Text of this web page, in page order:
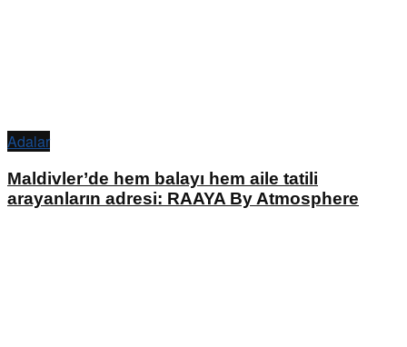
Adalar
Maldivler’de hem balayı hem aile tatili
arayanların adresi: RAAYA By Atmosphere